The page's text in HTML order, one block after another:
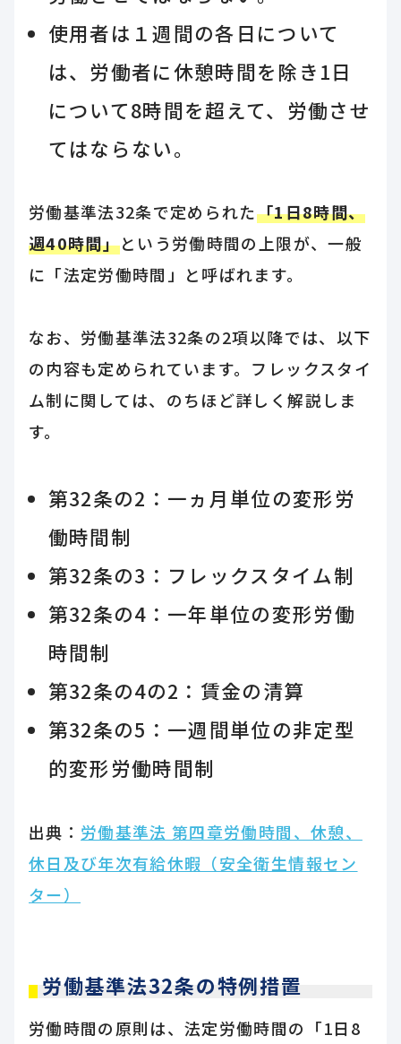
使用者は１週間の各日について
は、労働者に休憩時間を除き1日
について8時間を超えて、労働させ
てはならない。
労働基準法32条で定められた「1日8時間、
週40時間」という労働時間の上限が、一般
に「法定労働時間」と呼ばれます。
なお、労働基準法32条の2項以降では、以下
の内容も定められています。フレックスタイ
ム制に関しては、のちほど詳しく解説しま
す。
第32条の2：一ヵ月単位の変形労
働時間制
第32条の3：フレックスタイム制
第32条の4：一年単位の変形労働
時間制
第32条の4の2：賃金の清算
第32条の5：一週間単位の非定型
的変形労働時間制
出典： 労働基準法 第四章労働時間、休憩、
休日及び年次有給休暇（安全衛生情報セン
ター）
労働基準法32条の特例措置
労働時間の原則は、法定労働時間の「1日8